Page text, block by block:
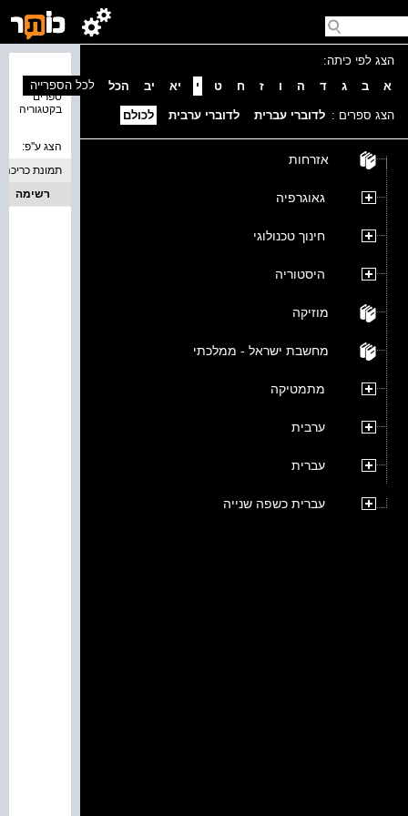
הצג לפי כיתה:
א
ב ג ד ה ו ז ח ט י יא יב הכל
הצג ספרים : לדוברי עברית לדוברי ערבית לכולם
אזרחות
גאוגרפיה
חינוך טכנולוגי
היסטוריה
מוזיקה
מחשבת ישראל - ממלכתי
מתמטיקה
ערבית
עברית
עברית כשפה שנייה
ספרים
בקטגוריה
לכל הספרייה
הצג ע''פ:
תמונת כריכה
רשימה